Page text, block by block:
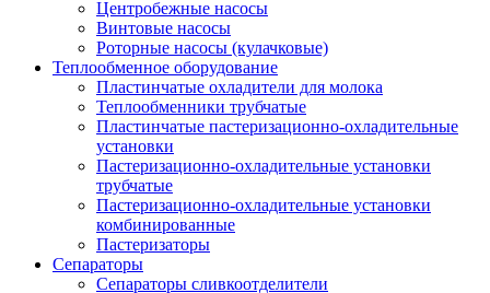
Центробежные насосы
Винтовые насосы
Роторные насосы (кулачковые)
Теплообменное оборудование
Пластинчатые охладители для молока
Теплообменники трубчатые
Пластинчатые пастеризационно-охладительные
установки
Пастеризационно-охладительные установки
трубчатые
Пастеризационно-охладительные установки
комбинированные
Пастеризаторы
Сепараторы
Сепараторы сливкоотделители